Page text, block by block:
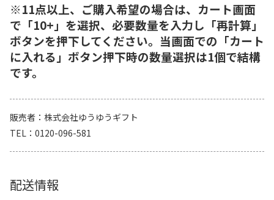
※11点以上、ご購入希望の場合は、カート画面
で「10+」を選択、必要数量を入力し「再計算」
ボタンを押下してください。当画面での「カート
に入れる」ボタン押下時の数量選択は1個で結構
です。
販売者
株式会社ゆうゆうギフト
TEL
0120-096-581
配送情報